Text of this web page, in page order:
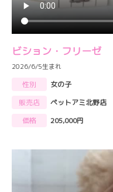
ビション・フリーゼ
2026/6/5生まれ
性別
女の子
販売店
ペットアミ北野店
価格
205,000円